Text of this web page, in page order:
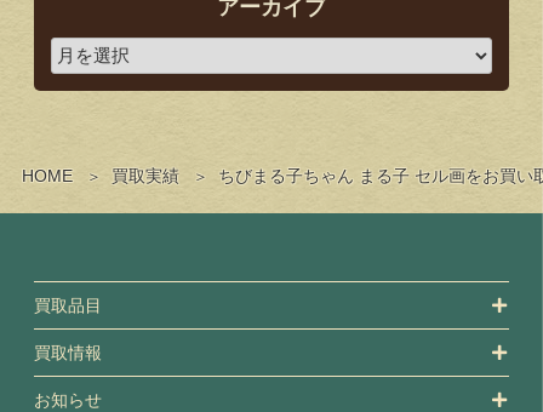
HOME 買取実績 ちびまる子ちゃん まる子 セル画をお買
アーカイブ
買取品目
買取情報
お知らせ